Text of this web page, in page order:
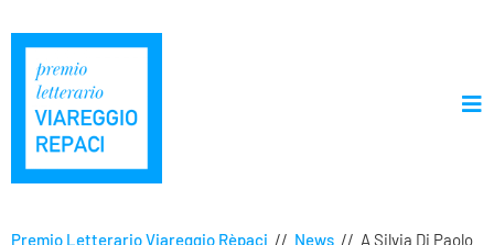
Premio Letterario Viareggio Rèpaci // News // A Silvia Di Paolo